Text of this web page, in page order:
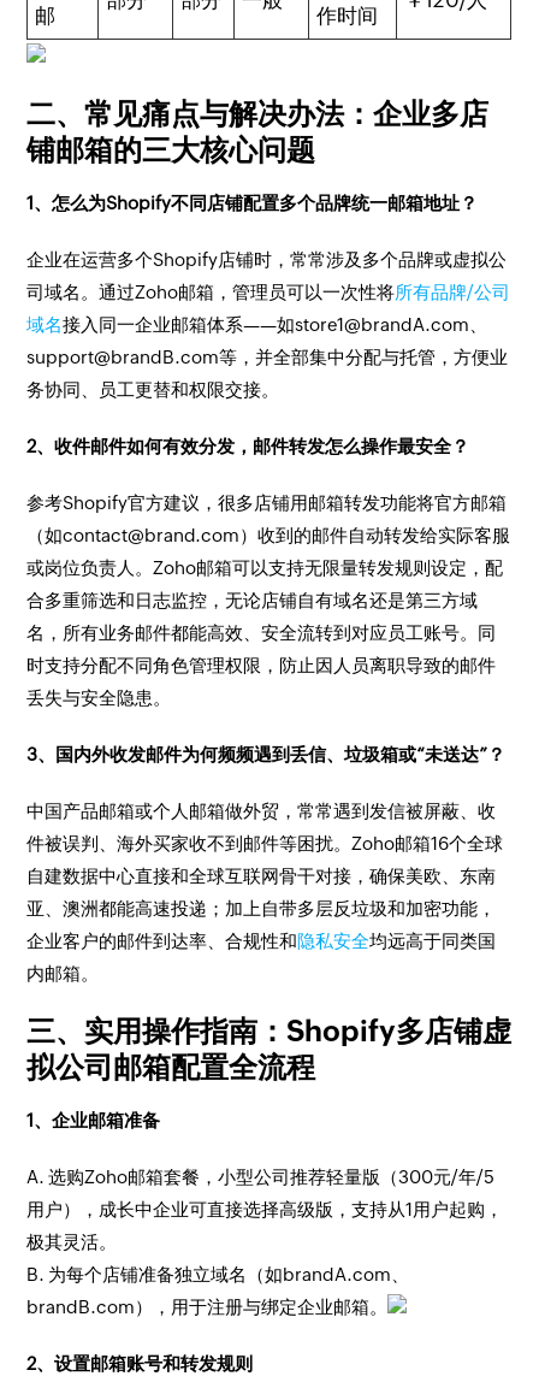
邮
作时间
二、常见痛点与解决办法：企业多店
铺邮箱的三大核心问题
1、怎么为Shopify不同店铺配置多个品牌统一邮箱地址？
企业在运营多个Shopify店铺时，常常涉及多个品牌或虚拟公
司域名。通过Zoho邮箱，管理员可以一次性将所有品牌/公司
域名接入同一企业邮箱体系——如store1@brandA.com、
support@brandB.com等，并全部集中分配与托管，方便业
务协同、员工更替和权限交接。
2、收件邮件如何有效分发，邮件转发怎么操作最安全？
参考Shopify官方建议，很多店铺用邮箱转发功能将官方邮箱
（如contact@brand.com）收到的邮件自动转发给实际客服
或岗位负责人。Zoho邮箱可以支持无限量转发规则设定，配
合多重筛选和日志监控，无论店铺自有域名还是第三方域
名，所有业务邮件都能高效、安全流转到对应员工账号。同
时支持分配不同角色管理权限，防止因人员离职导致的邮件
丢失与安全隐患。
3、国内外收发邮件为何频频遇到丢信、垃圾箱或“未送达”？
中国产品邮箱或个人邮箱做外贸，常常遇到发信被屏蔽、收
件被误判、海外买家收不到邮件等困扰。Zoho邮箱16个全球
自建数据中心直接和全球互联网骨干对接，确保美欧、东南
亚、澳洲都能高速投递；加上自带多层反垃圾和加密功能，
企业客户的邮件到达率、合规性和隐私安全均远高于同类国
内邮箱。
三、实用操作指南：Shopify多店铺虚
拟公司邮箱配置全流程
1、企业邮箱准备
A. 选购Zoho邮箱套餐，小型公司推荐轻量版（300元/年/5
用户），成长中企业可直接选择高级版，支持从1用户起购，
极其灵活。
B. 为每个店铺准备独立域名（如brandA.com、
brandB.com），用于注册与绑定企业邮箱。
2、设置邮箱账号和转发规则